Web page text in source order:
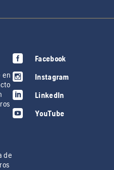
en
de
Facebook
Instagram
LinkedIn
YouTube